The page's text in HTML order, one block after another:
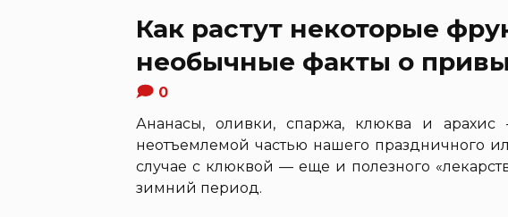
Как растут некоторые
необычные факты о
0
Ананасы, оливки, спаржа, клюква и
неотъемлемой частью нашего праздничного
случае с клюквой — еще и полезного
зимний период.